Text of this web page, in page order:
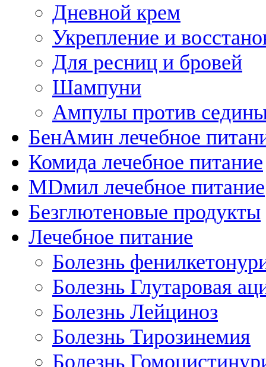
Дневной крем
Укрепление и
Для ресниц и бровей
Шампуни
Ампулы против
БенАмин лечебное
Комида лечебное питание
MDмил лечебное питание
Безглютеновые продукты
Лечебное питание
Болезнь
Болезнь Глутаровая
Болезнь Лейциноз
Болезнь Тирозинемия
Болезнь